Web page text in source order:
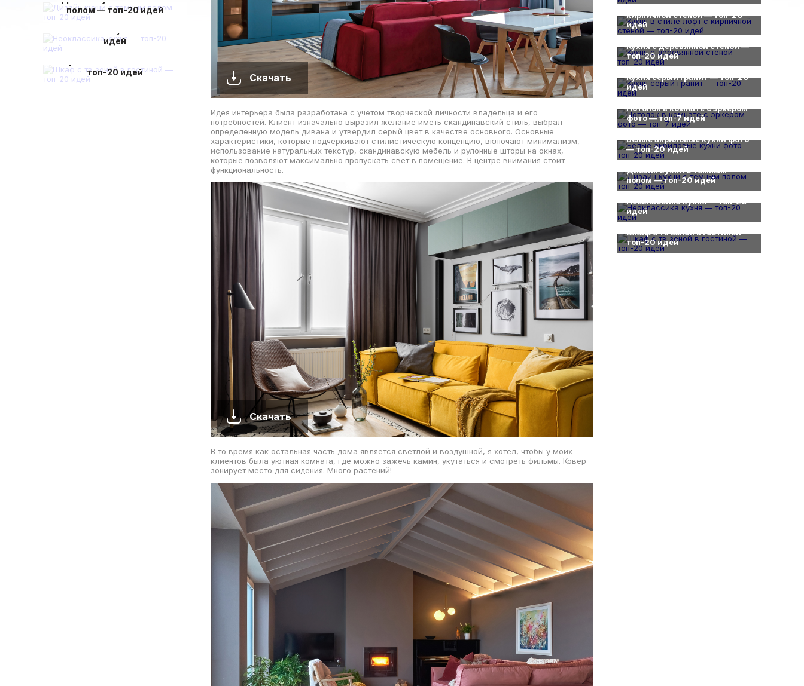
Скачать
Идея интерьера была разработана с учетом творческой личности владельца и его
потребностей. Клиент изначально выразил желание иметь скандинавский стиль, выбрал
определенную модель дивана и утвердил серый цвет в качестве основного. Основные
характеристики, которые подчеркивают стилистическую концепцию, включают минимализм,
использование натуральных текстур, скандинавскую мебель и рулонные шторы на окнах,
которые позволяют максимально пропускать свет в помещение. В центре внимания стоит
функциональность.
Скачать
В то время как остальная часть дома является светлой и воздушной, я хотел, чтобы у моих
клиентов была уютная комната, где можно зажечь камин, укутаться и смотреть фильмы. Ковер
зонирует место для сидения. Много растений!
полом — топ-20 идей
идей
топ-20 идей
Кухня в стиле лофт с
кирпичной стеной — топ-20
идей
Кухня с деревянной стеной —
топ-20 идей
Кухня серый гранит — топ-20
идей
Потолок в комнате с эркером
фото — топ-7 идей
Белые акриловые кухни фото
— топ-20 идей
Дизайн кухни с темным
полом — топ-20 идей
Неоклассика кухня — топ-20
идей
Шкаф с тв зоной в гостиной —
топ-20 идей